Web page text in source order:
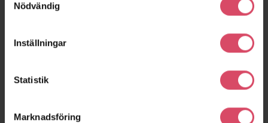
Nödvändig
Inställningar
Statistik
Marknadsföring